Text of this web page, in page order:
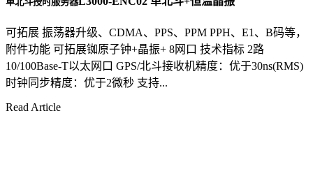
可拓展 振荡器升级、CDMA、PPS、PPM PPH、E1、B码等，
附件功能 可拓展铷原子钟+晶振+ 8网口 技术指标 2路
10/100Base-T以太网口 GPS/北斗接收机精度：优于30ns(RMS)
时钟同步精度：优于2微秒 支持...
Read Article